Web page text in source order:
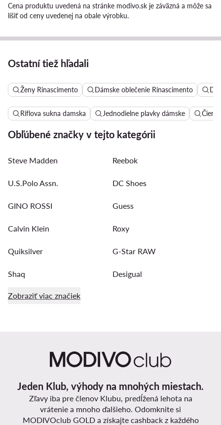
Cena produktu uvedená na stránke modivo.sk je záväzná a môže sa
líšiť od ceny uvedenej na obale výrobku.
Ostatní tiež hľadali
Ženy Rinascimento Dámske oblečenie Rinascimento
Riflova sukna damska Jednodielne plavky dámske
Obľúbené značky v tejto kategórii
Steve Madden Reebok
U.S.Polo Assn. DC Shoes
GINO ROSSI Guess
Calvin Klein Roxy
Quiksilver G-Star RAW
Shaq Desigual
Zobraziť viac značiek
Jeden Klub, výhody na mnohých miestach.
Zľavy iba pre členov Klubu, predĺžená lehota na
vrátenie a mnoho ďalšieho. Odomknite si
MODIVOclub GOLD a získajte cashback z každého